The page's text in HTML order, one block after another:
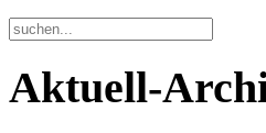
Aktuell-